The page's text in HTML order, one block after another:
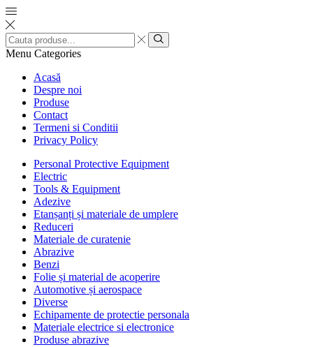
Search
input
Search
Menu Categories
Acasă
Despre noi
Produse
Contact
Termeni si Conditii
Privacy Policy
Personal Protective Equipment
Electric
Tools & Equipment
Adezive
Etanșanți și materiale de umplere
Reduceri
Materiale de curatenie
Abrazive
Benzi
Folie și material de acoperire
Automotive și aerospace
Diverse
Echipamente de protectie personala
Materiale electrice si electronice
Produse abrazive